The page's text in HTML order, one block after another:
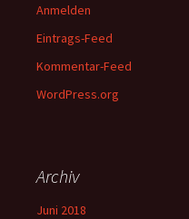
Anmelden
Eintrags-Feed
Kommentar-Feed
WordPress.org
Archiv
Juni 2018